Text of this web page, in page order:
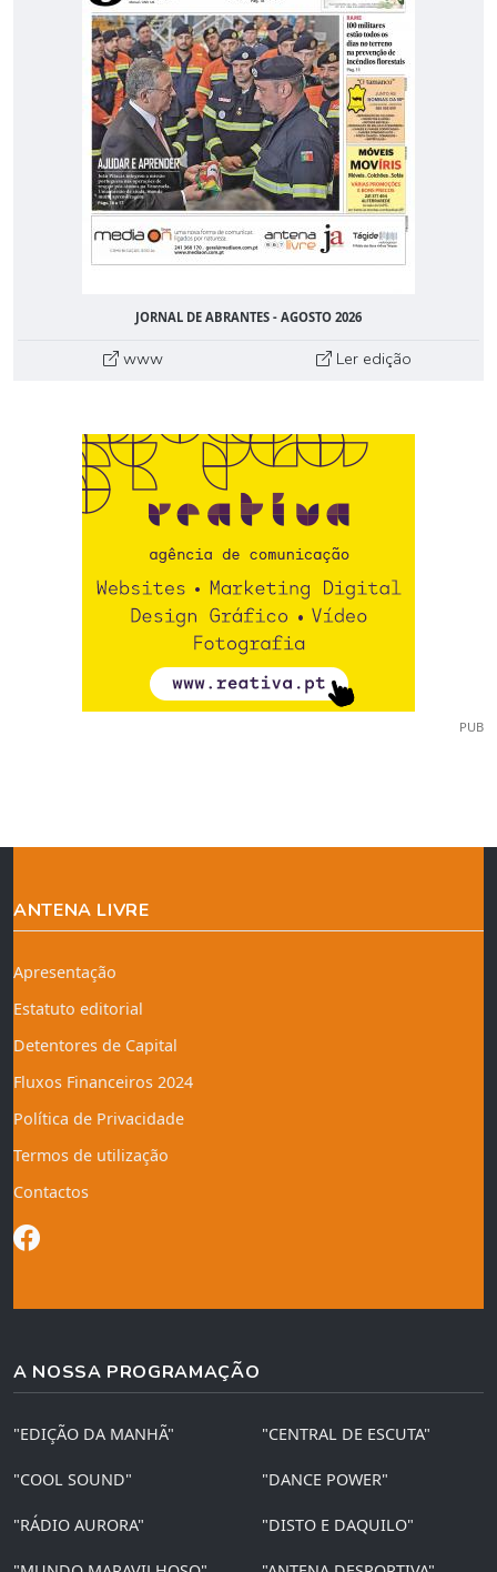
JORNAL DE ABRANTES - AGOSTO 2026
www Ler edição
PUB
ANTENA LIVRE
Apresentação
Estatuto editorial
Detentores de Capital
Fluxos Financeiros 2024
Política de Privacidade
Termos de utilização
Contactos
A NOSSA PROGRAMAÇÃO
"EDIÇÃO DA MANHÃ" "CENTRAL DE ESCUTA"
"COOL SOUND" "DANCE POWER"
"RÁDIO AURORA" "DISTO E DAQUILO"